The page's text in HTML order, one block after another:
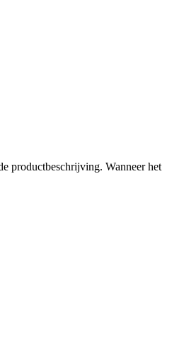
productbeschrijving. Wanneer het